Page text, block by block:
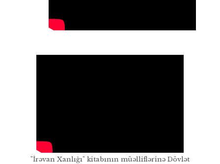
"İrəvan Xanlığı" kitabının müəlliflərinə Dövlət